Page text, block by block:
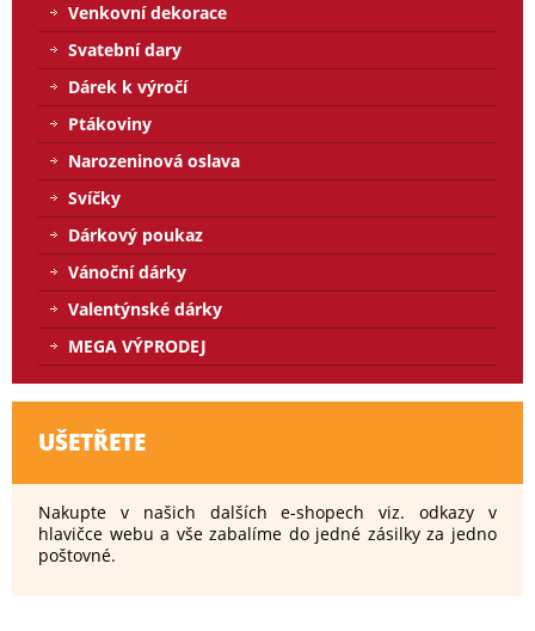
Venkovní dekorace
Svatební dary
Dárek k výročí
Ptákoviny
Narozeninová oslava
Svíčky
Dárkový poukaz
Vánoční dárky
Valentýnské dárky
MEGA VÝPRODEJ
UŠETŘETE
Nakupte v našich dalších e-shopech viz. odkazy v
hlavičce webu a vše zabalíme do jedné zásilky za jedno
poštovné.